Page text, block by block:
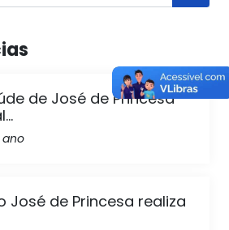
de José de Princesa
ano
José de Princesa realiza